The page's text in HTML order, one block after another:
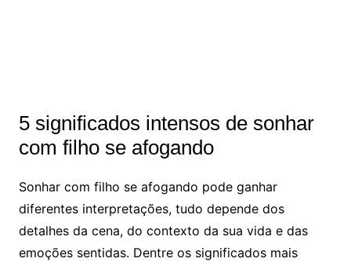
5 significados intensos de sonhar
com filho se afogando
Sonhar com filho se afogando pode ganhar
diferentes interpretações, tudo depende dos
detalhes da cena, do contexto da sua vida e das
emoções sentidas. Dentre os significados mais